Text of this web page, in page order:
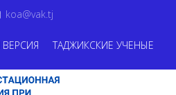
koa@vak.tj
ВЕРСИЯ
ТАДЖИКСКИЕ УЧЕНЫЕ